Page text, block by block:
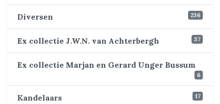
Diversen 236
Ex collectie J.W.N. van Achterbergh 37
Ex collectie Marjan en Gerard Unger Bussum
6
Kandelaars 17